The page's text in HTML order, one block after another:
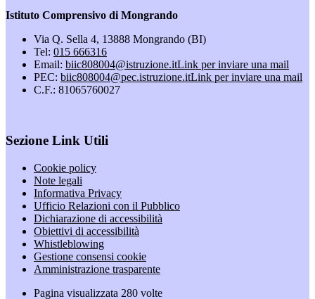
Istituto Comprensivo di Mongrando
Via Q. Sella 4, 13888 Mongrando (BI)
Tel: 015 666316
Email: biic808004@istruzione.itLink per inviare una mail
PEC: biic808004@pec.istruzione.itLink per inviare una mail
C.F.: 81065760027
Sezione Link Utili
Cookie policy
Note legali
Informativa Privacy
Ufficio Relazioni con il Pubblico
Dichiarazione di accessibilità
Obiettivi di accessibilità
Whistleblowing
Gestione consensi cookie
Amministrazione trasparente
Pagina visualizzata 280 volte